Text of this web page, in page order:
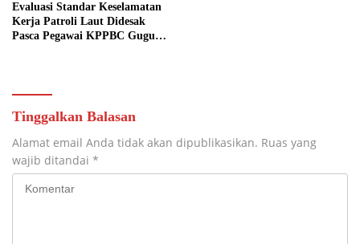
Evaluasi Standar Keselamatan
Kerja Patroli Laut Didesak
Pasca Pegawai KPPBC Gugur
Tinggalkan Balasan
Alamat email Anda tidak akan dipublikasikan. Ruas yang
wajib ditandai *